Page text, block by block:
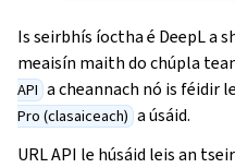
Is seirbhís íoctha é DeepL a
meaisín maith do chúpla
API a cheannach nó is féidir
Pro (clasaiceach) a úsáid.
URL API le húsáid leis an